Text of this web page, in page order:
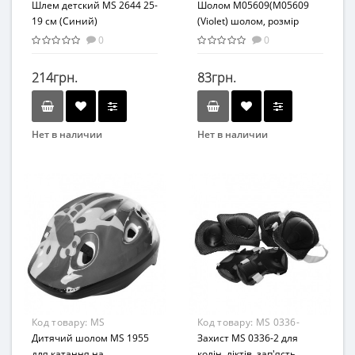
2644(Blue)
Шлем детский MS 2644 25-
19 см (Синий)
0
214грн.
Нет в наличии
Аксессуары
Возраст
От 3-х лет
Возрастная группа
От 3 лет
Комбинированный
M05609(Violet)
Шолом M05609(M05609
(Violet) шолом, розмір
шолома - 24*19см)
0
83грн.
Нет в наличии
Возраст
От 3-х лет
Материал
Комбинированный
Код товару: MS
1955(Blue-Yellow)
Дитячий шолом MS 1955
Код товару: MS 0336-
2(Blue)
Захист MS 0336-2 для